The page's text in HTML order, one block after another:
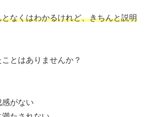
なくはわかるけれど、きちんと説明
とはありませんか？
感がない